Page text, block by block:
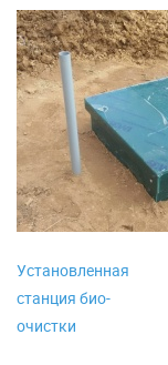
Установленная
станция био-
очистки